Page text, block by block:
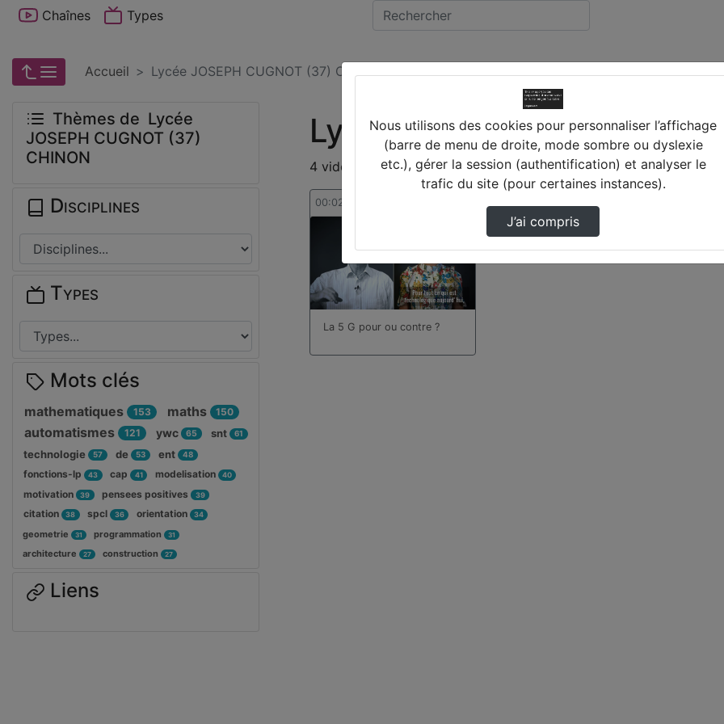
Chaînes Types
Accueil Lycée JOSEPH CUGNOT (37) CHINON
Lycée JOSEPH CUGNOT
4 vidéos trouvées
00:02:56
La 5 G pour ou contre ?
Thèmes de Lycée
JOSEPH CUGNOT (37)
CHINON
Disciplines
Types
Mots clés
mathematiques 153 maths 150
automatismes 121 ywc 65 snt 61
technologie 57 de 53 ent 48
fonctions-lp 43 cap 41 modelisation 40
motivation 39 pensees positives 39
citation 38 spcl 36 orientation 34
geometrie 31 programmation 31
architecture 27 construction 27
Liens
Nous utilisons des cookies pour personnaliser l’affichage
(barre de menu de droite, mode sombre ou dyslexie
etc.), gérer la session (authentification) et analyser le
trafic du site (pour certaines instances).
J’ai compris